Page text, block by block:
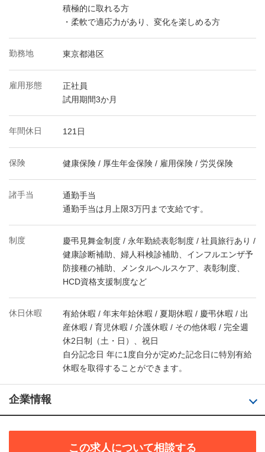
積極的に取れる方
・柔軟で適応力があり、変化を楽しめる方
勤務地 東京都港区
雇用形態
正社員
試用期間3か月
年間休日 121日
保険 健康保険 / 厚生年金保険 / 雇用保険 / 労災保険
諸手当
通勤手当
通勤手当は月上限3万円まで支給です。
制度
慶弔見舞金制度 / 永年勤続表彰制度 / 社員旅行あり /
健康診断補助、婦人科検診補助、インフルエンザ予
防接種の補助、メンタルヘルスケア、表彰制度、
HCD資格支援制度など
休日休暇
有給休暇 / 年末年始休暇 / 夏期休暇 / 慶弔休暇 / 出
産休暇 / 育児休暇 / 介護休暇 / その他休暇 / 完全週
休2日制（土・日）、祝日
自分記念日 年に1度自分が定めた記念日に特別有給
休暇を取得することができます。
企業情報
この求人について相談する